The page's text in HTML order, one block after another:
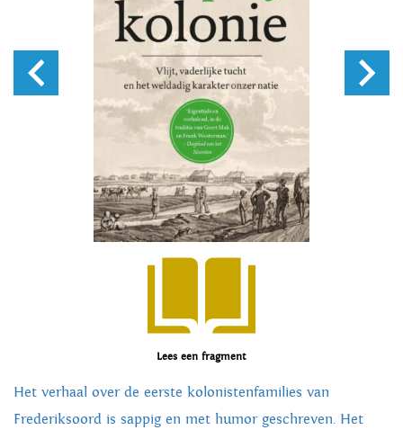
Lees een fragment
Het verhaal over de eerste kolonistenfamilies van
Frederiksoord is sappig en met humor geschreven. Het